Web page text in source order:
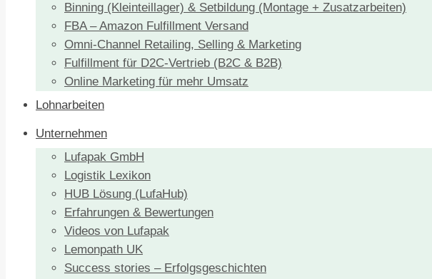
Binning (Kleinteillager) & Setbildung (Montage + Zusatzarbeiten)
FBA – Amazon Fulfillment Versand
Omni-Channel Retailing, Selling & Marketing
Fulfillment für D2C-Vertrieb (B2C & B2B)
Online Marketing für mehr Umsatz
Lohnarbeiten
Unternehmen
Lufapak GmbH
Logistik Lexikon
HUB Lösung (LufaHub)
Erfahrungen & Bewertungen
Videos von Lufapak
Lemonpath UK
Success stories – Erfolgsgeschichten